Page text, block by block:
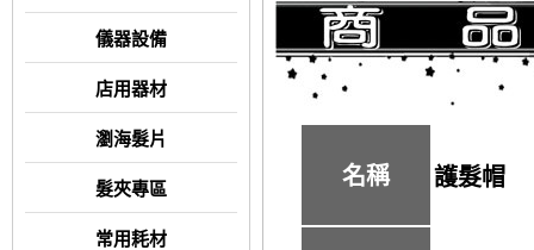
儀器設備
店用器材
瀏海髮片
髮夾專區
常用耗材
名稱 護髮帽